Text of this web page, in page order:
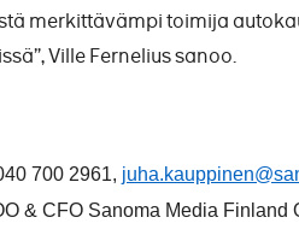
merkittävämpi toimija
Ville Fernelius sanoo.
700 2961,
& CFO Sanoma Media Finland